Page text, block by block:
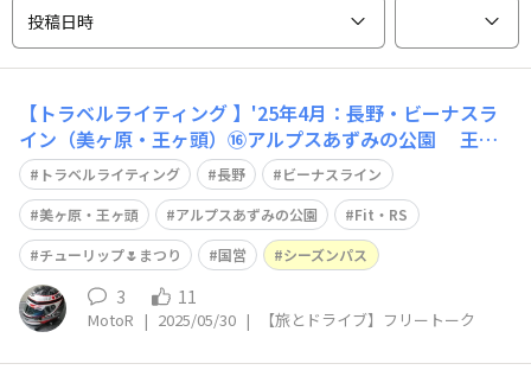
投稿日時
【トラベルライティング 】'25年4月：長野・ビーナスラ
イン（美ヶ原・王ヶ頭）⑯アルプスあずみの公園 王ヶ
頭に連泊する際の、中日の昼間の予定を決めていませんで
した😅 ご招待旅行なので、何処に行きたいか？友人ご夫
婦にお伺い🙄 [A案]松本・安曇野コース [B案]長野・小布
施コース [C案]美ヶ原高
トラベルライティング 長野
ビーナスライン
美ヶ原・王ヶ頭
アルプスあずみの公園
Fit・RS
チューリップ🌷まつり
国営 シーズンパス
3 11
MotoR | 2025/05/30 | 【旅とドライブ】フリートーク